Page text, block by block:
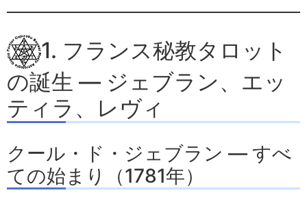
1. フランス秘教タロット
の誕生 — ジェブラン、エッ
ティラ、レヴィ
クール・ド・ジェブラン — すべ
ての始まり（1781年）